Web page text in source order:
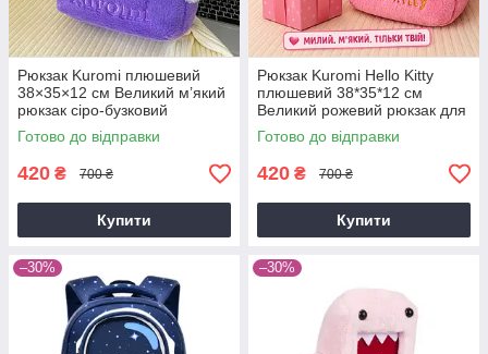
Рюкзак Kuromi плюшевий
38×35×12 см Великий м’який
рюкзак сіро-бузковий
Готово до відправки
420 ₴ 700 ₴
Купити
Рюкзак Kuromi Hello Kitty
плюшевий 38*35*12 см
Великий рожевий рюкзак для
фанатів аніме
Готово до відправки
420 ₴ 700 ₴
Купити
–30% –30%